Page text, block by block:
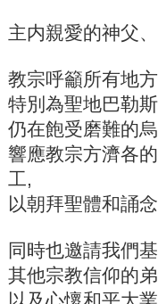
主内親愛的神父
教宗呼籲所有地
特別為聖地巴勒
仍在飽受磨難的
響應教宗方濟各
工,
以朝拜聖體和誦
同時也邀請我們
其他宗教信仰的